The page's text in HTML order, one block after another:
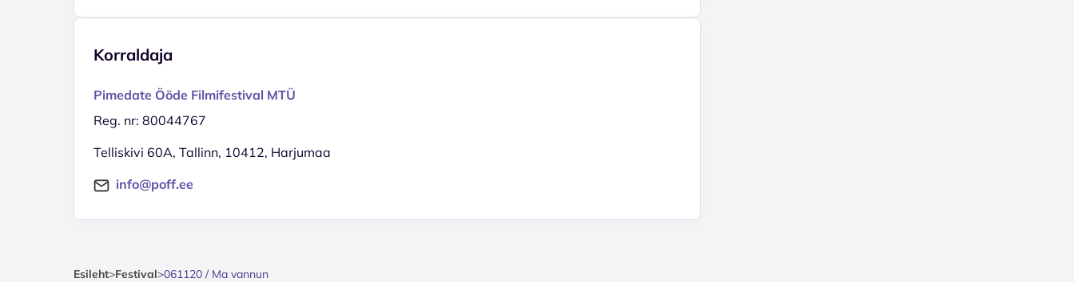
Korraldaja
Pimedate Ööde Filmifestival MTÜ
Reg. nr: 80044767
Telliskivi 60A, Tallinn, 10412, Harjumaa
info@poff.ee
Esileht>Festival>061120 / Ma vannun